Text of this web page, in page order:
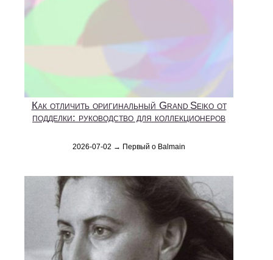
Как отличить оригинальный Grand Seiko от
подделки: руководство для коллекционеров
2026-07-02 → Первый о Balmain